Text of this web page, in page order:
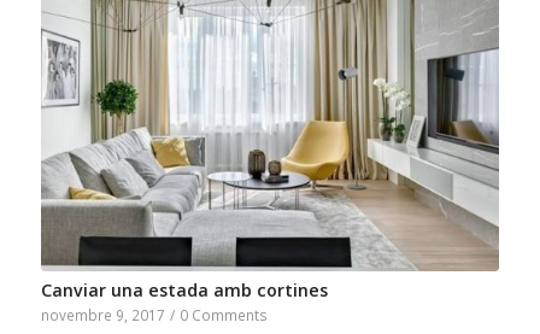
Canviar una estada amb cortines
novembre 9, 2017 / 0 Comments